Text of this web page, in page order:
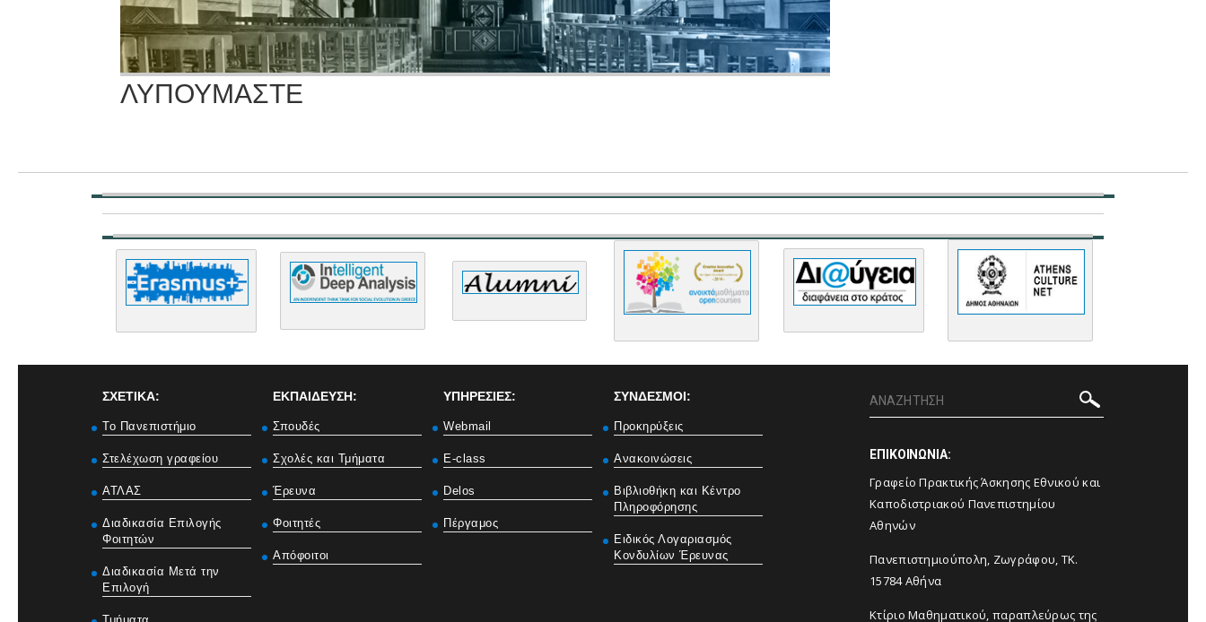
ΣΧΕΤΙΚΑ:
Το Πανεπιστήμιο
Στελέχωση γραφείου
ΑΤΛΑΣ
Διαδικασία Επιλογής
Φοιτητών
Διαδικασία Μετά την
Επιλογή
ΕΚΠΑΙΔΕΥΣΗ:
Σπουδές
Σχολές και Τμήματα
Έρευνα
Φοιτητές
Απόφοιτοι
ΥΠΗΡΕΣΙΕΣ:
Webmail
E-class
Delos
Πέργαμος
ΣΥΝΔΕΣΜΟΙ:
Προκηρύξεις
Ανακοινώσεις
Βιβλιοθήκη και Κέντρο
Πληροφόρησης
Ειδικός Λογαριασμός
Κονδυλίων Έρευνας
ΕΠΙΚΟΙΝΩΝΙΑ:
Γραφείο Πρακτικής Άσκησης Εθνικού και
Καποδιστριακού Πανεπιστημίου
Αθηνών
Πανεπιστημιούπολη, Ζωγράφου, ΤΚ.
15784 Αθήνα
Κτίριο Μαθηματικού, παραπλεύρως της